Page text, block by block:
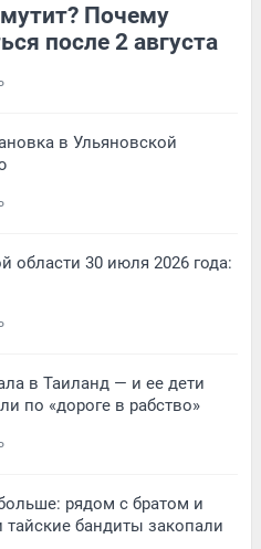
Почему
после 2 августа
в Ульяновской
области 30 июля 2026 года:
в Таиланд — и ее дети
по «дороге в рабство»
рядом с братом и
тайские бандиты закопали